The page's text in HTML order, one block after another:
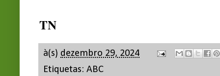
TN
à(s) dezembro 29, 2024
Etiquetas: ABC